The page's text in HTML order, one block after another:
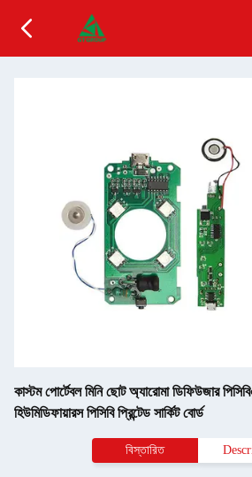
কাস্টম পোর্টেবল মিনি ছোট অ্যারোমা ডিফিউজার
হিউমিডিফায়ারস পিসিবি প্রিন্টেড সার্কিট বোর্ড
বিস্তারিত